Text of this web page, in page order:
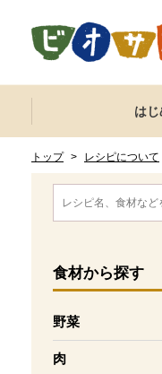
ニューです。
スキップする
は
トップ > レシピについて
ここから消費材検索
食材から探す
野菜
を開く
肉
を開く
消費材検索メニュー
ここから本文です。